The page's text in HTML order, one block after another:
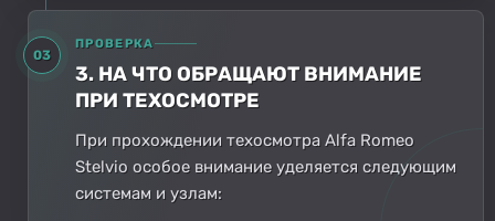
03
ПРОВЕРКА
3. НА ЧТО ОБРАЩАЮТ ВНИМАНИЕ
ПРИ ТЕХОСМОТРЕ
При прохождении техосмотра Alfa Romeo
Stelvio особое внимание уделяется следующим
системам и узлам: